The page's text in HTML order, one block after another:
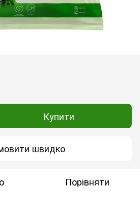
Купити
швидко
Порівняти